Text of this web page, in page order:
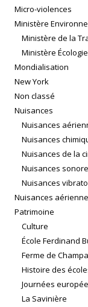
Micro-violences
Ministère
Ministère de la
Ministère
Mondialisation
New York
Non classé
Nuisances
Nuisances
Nuisances
Nuisances de la
Nuisances
Nuisances
Nuisances
Patrimoine
Culture
École Ferdinand
Ferme de
Histoire des
Journées
La Savinière